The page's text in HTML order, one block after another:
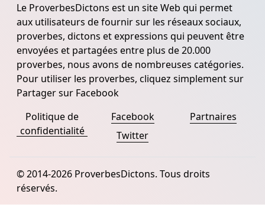
Le ProverbesDictons est un site Web qui permet
aux utilisateurs de fournir sur les réseaux sociaux,
proverbes, dictons et expressions qui peuvent être
envoyées et partagées entre plus de 20.000
proverbes, nous avons de nombreuses catégories.
Pour utiliser les proverbes, cliquez simplement sur
Partager sur Facebook
Politique de
confidentialité
Facebook
Twitter
Partnaires
© 2014-2026 ProverbesDictons. Tous droits
réservés.